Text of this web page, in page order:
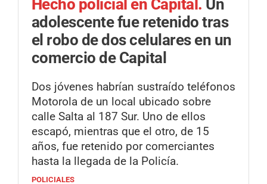
Hecho policial en Capital. Un
adolescente fue retenido tras
el robo de dos celulares en un
comercio de Capital
Dos jóvenes habrían sustraído teléfonos
Motorola de un local ubicado sobre
calle Salta al 187 Sur. Uno de ellos
escapó, mientras que el otro, de 15
años, fue retenido por comerciantes
hasta la llegada de la Policía.
POLICIALES